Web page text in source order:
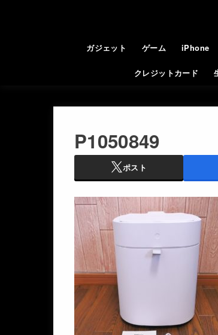
ガジェット ゲーム iPhone
クレジットカード
P1050849
ポスト